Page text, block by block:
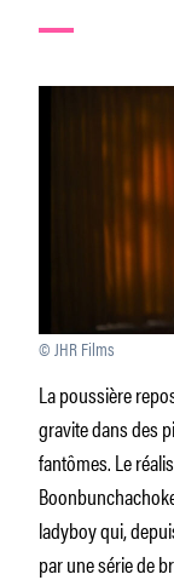
© JHR Films
La poussière
gravite dans des
fantômes. Le
ladyboy qui,
par une série de